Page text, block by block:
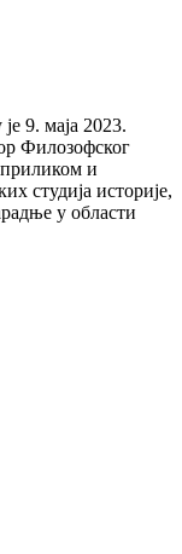
9. маја 2023.
Филозофског
и
студија историје,
у области